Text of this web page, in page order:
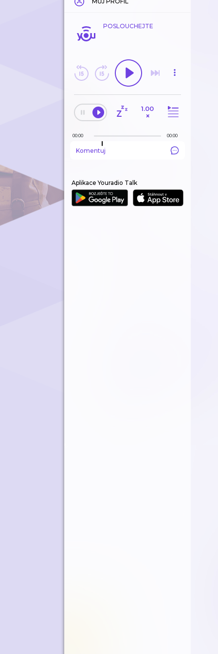
POSLOUCHEJTE
1.00
×
00:00 00:00
Komentuj
Aplikace Youradio Talk